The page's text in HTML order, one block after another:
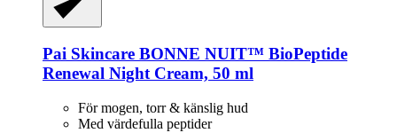
Pai Skincare BONNE NUIT™ BioPeptide
Renewal Night Cream, 50 ml
För mogen, torr & känslig hud
Med värdefulla peptider